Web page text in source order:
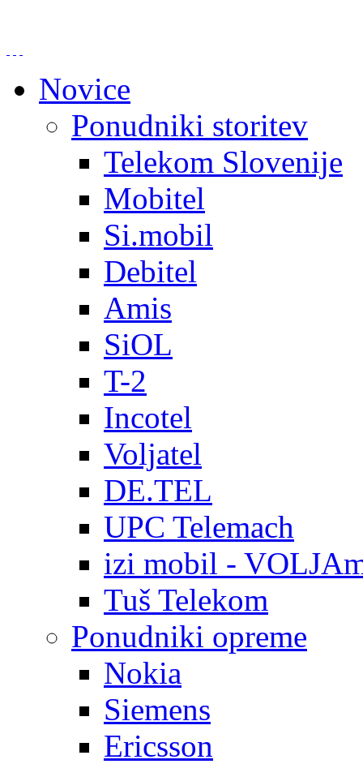
Novice
Ponudniki storitev
Telekom Slovenije
Mobitel
Si.mobil
Debitel
Amis
SiOL
T-2
Incotel
Voljatel
DE.TEL
UPC Telemach
izi mobil -
Tuš Telekom
Ponudniki opreme
Nokia
Siemens
Ericsson